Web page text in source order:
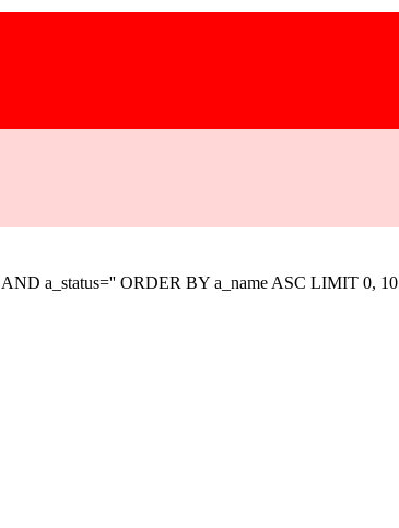
a_status='' ORDER BY a_name ASC LIMIT 0, 10